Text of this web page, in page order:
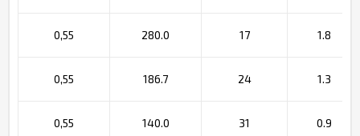
0,55 280.0 17 1.8
0,55 186.7 24 1.3
0,55 140.0 31 0.9